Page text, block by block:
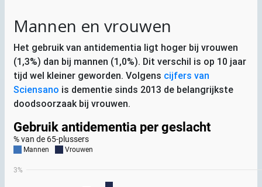
Mannen en vrouwen
Het gebruik van antidementia ligt hoger bij vrouwen
(1,3%) dan bij mannen (1,0%). Dit verschil is op 10 jaar
tijd wel kleiner geworden. Volgens cijfers van
Sciensano is dementie sinds 2013 de belangrijkste
doodsoorzaak bij vrouwen.